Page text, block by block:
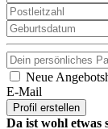
Neue
E-Mail
Profil erstellen
Da ist wohl etwas